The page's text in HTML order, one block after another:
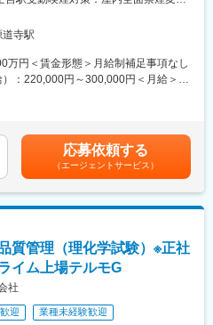
フバランスを重視しています。
」の邁進のため、主力製品である理
力を利用した医療機器）『ヘルスト
。）入社後数ヶ月でグループリーダ
理していただくことを想定しておりま
は、20代～60代を想定としており、
す。
以下の通りです。
ータ精査などの信頼性保証業務、ト
試験及び安全性モニタリング試験／製
認する外観検査／製品気密度・耐圧
る引張強度試験／寸法測定／製品表
検査
寺駅
万円＜賃金形態＞月給制補足事項なし
：220,000円～300,000円＜月給＞
表記です。 応募依頼する
（エージェントサービス）
質管理（理化学試験）※正社
イム上場テルモG
社
迎 業種未経験歓迎